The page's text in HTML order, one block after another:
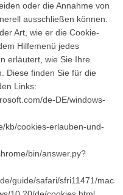
oder die Annahme von
ausschließen können.
Art, wie er die Cookie-
Hilfemenü jedes
erläutert, wie Sie Ihre
Diese finden Sie für die
Links:
de-DE/windows-
kb/cookies-erlauben-und-
bin/answer.py?
guide/safari/sfri11471/mac